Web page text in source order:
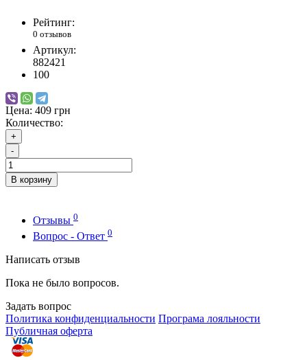
Рейтинг:
0 отзывов
Артикул:
882421
100
Цена: 409 грн
Количество:
+
-
В корзину
Отзывы 0
Вопрос - Ответ 0
Написать отзыв
Пока не было вопросов.
Задать вопрос
Политика конфиденциальности Програма лояльности
Публичная оферта